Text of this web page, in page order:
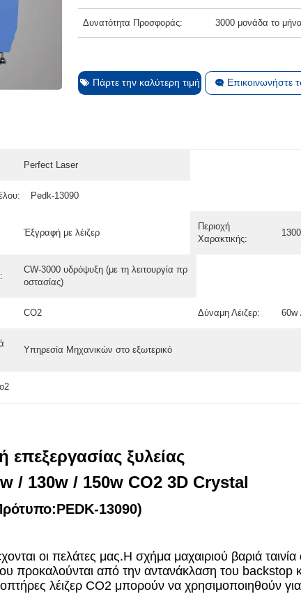
Δυνατότητα Προσφοράς: 3000 μονάδα το μήνα
Πάρτε την καλύτερη τιμή Επικοινωνήστε
Perfect Laser
Pedk-13090
Έξγραφή με λέιζερ
Περιοχή
Χαρακτικής:
CW-3000 υδρόψυξη (με τη λειτουργία πρ
οστασίας)
CO2 Δύναμη Λέιζερ: 60w
Υπηρεσία Μηχανικών στο εξωτερικό
επεξεργασίας ξυλείας
/ 130w / 150w CO2 3D Crystal
13090)
οι πελάτες μας.Η σχήμα μαχαιριού βαριά ταινία
προκαλούνται από την αντανάκλαση του backstop
λέιζερ CO2 μπορούν να χρησιμοποιηθούν